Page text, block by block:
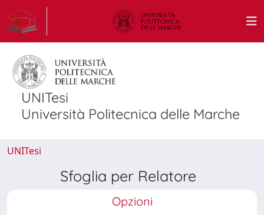
UNITesi
Università Politecnica delle Marche
UNITesi
Sfoglia per Relatore
Opzioni